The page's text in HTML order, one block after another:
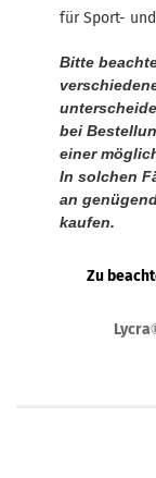
für Sport-
Bitte
bei
einer
In solchen
an
kaufen.
Zu
Lycra